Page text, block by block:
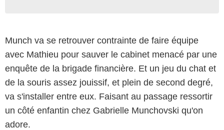
Munch va se retrouver contrainte de faire équipe
avec Mathieu pour sauver le cabinet menacé par une
enquête de la brigade financière. Et un jeu du chat et
de la souris assez jouissif, et plein de second degré,
va s'installer entre eux. Faisant au passage ressortir
un côté enfantin chez Gabrielle Munchovski qu'on
adore.